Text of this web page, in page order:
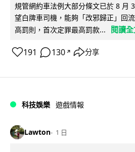
規管網約車法例大部分條文已於 8 月
望白牌車司機，能夠「改邪歸正」回
高罰則，首次定罪最高罰款...
閱讀
191 130 ↗ 分享
科技娛樂 遊戲情報
Lawton 1 日